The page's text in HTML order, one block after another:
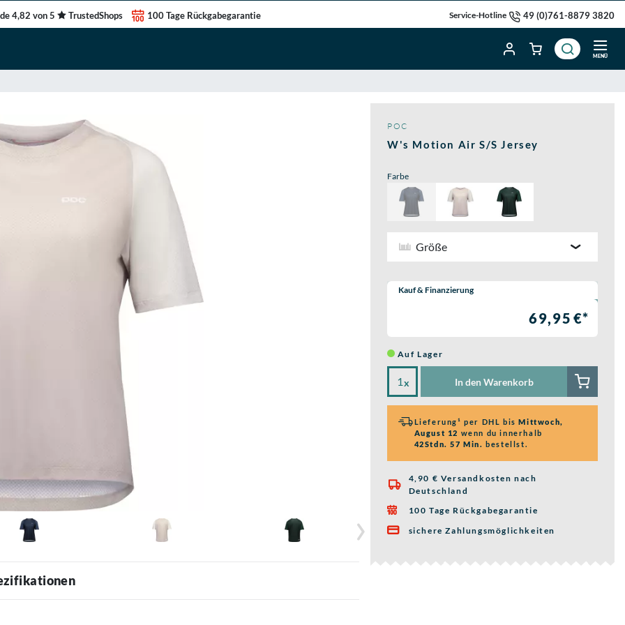
4,82 von 5 TrustedShops 100 Tage Rückgabegarantie Service-Hotline 49 (0)761-8879 3820
MENÜ
POC
W's Motion Air S/S Jersey
Farbe
Größe
Wähle eine Preisoption:
Kauf & Finanzierung
69,95 €*
Auf Lager
x In den Warenkorb
Lieferung¹ per DHL bisMittwoch,
August 12 wenn du innerhalb
42Stdn. 57 Min. bestellst.

4,90 € Versandkosten nach
Deutschland
 100 Tage Rückgabegarantie
 sichere Zahlungsmöglichkeiten